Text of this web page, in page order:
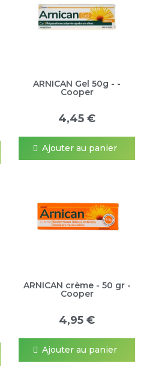
ARNICAN Gel 50g - -
Cooper
4,45 €
Ajouter au panier
ARNICAN crème - 50 gr -
Cooper
4,95 €
Ajouter au panier